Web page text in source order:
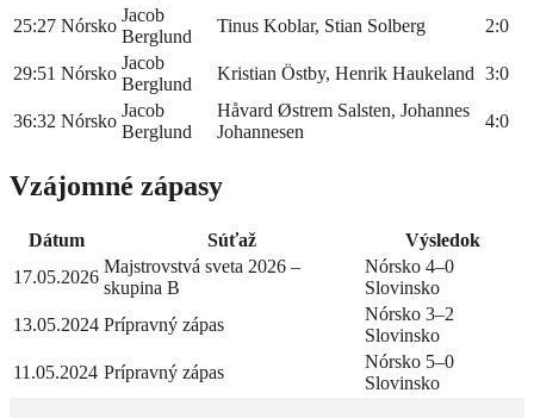
25:27 Nórsko
Jacob
Berglund
Tinus Koblar, Stian Solberg 2:0
29:51 Nórsko
Jacob
Berglund
Kristian Östby, Henrik Haukeland 3:0
36:32 Nórsko
Jacob
Berglund
Håvard Østrem Salsten, Johannes
Johannesen
4:0
Vzájomné zápasy
Dátum Súťaž
Výsledok
17.05.2026
Majstrovstvá sveta 2026 –
skupina B
Nórsko 4–0
Slovinsko
13.05.2024 Prípravný zápas
Nórsko 3–2
Slovinsko
11.05.2024 Prípravný zápas
Nórsko 5–0
Slovinsko